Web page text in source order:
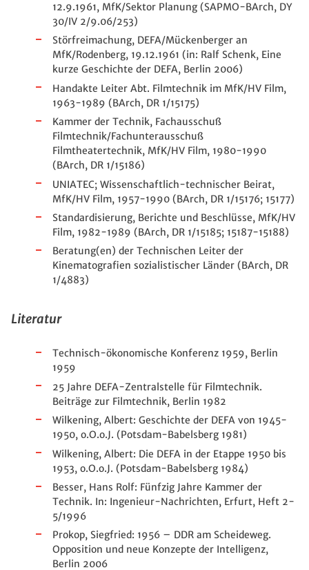
12.9.1961, MfK/Sektor Planung (SAPMO-BArch, DY
30/IV 2/9.06/253)
Störfreimachung, DEFA/Mückenberger an
MfK/Rodenberg, 19.12.1961 (in: Ralf Schenk, Eine
kurze Geschichte der DEFA, Berlin 2006)
Handakte Leiter Abt. Filmtechnik im MfK/HV Film,
1963-1989 (BArch, DR 1/15175)
Kammer der Technik, Fachausschuß
Filmtechnik/Fachunterausschuß
Filmtheatertechnik, MfK/HV Film, 1980-1990
(BArch, DR 1/15186)
UNIATEC; Wissenschaftlich-technischer Beirat,
MfK/HV Film, 1957-1990 (BArch, DR 1/15176; 15177)
Standardisierung, Berichte und Beschlüsse, MfK/HV
Film, 1982-1989 (BArch, DR 1/15185; 15187-15188)
Beratung(en) der Technischen Leiter der
Kinematografien sozialistischer Länder (BArch, DR
1/4883)
Literatur
Technisch-ökonomische Konferenz 1959, Berlin
1959
25 Jahre DEFA-Zentralstelle für Filmtechnik.
Beiträge zur Filmtechnik, Berlin 1982
Wilkening, Albert: Geschichte der DEFA von 1945-
1950, o.O.o.J. (Potsdam-Babelsberg 1981)
Wilkening, Albert: Die DEFA in der Etappe 1950 bis
1953, o.O.o.J. (Potsdam-Babelsberg 1984)
Besser, Hans Rolf: Fünfzig Jahre Kammer der
Technik. In: Ingenieur-Nachrichten, Erfurt, Heft 2-
5/1996
Prokop, Siegfried: 1956 – DDR am Scheideweg.
Opposition und neue Konzepte der Intelligenz,
Berlin 2006